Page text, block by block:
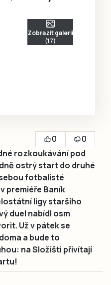
Zobrazit galerii
(17)
0
0
rozkoukávání pod
ostrý start do druhé
fotbalisté
premiéře Baník
ligy staršího
duel nabídl osm
Už v pátek se
a bude to
na Složišti přivítají